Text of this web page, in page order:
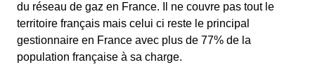
du réseau de gaz en France. Il ne couvre pas tout le
territoire français mais celui ci reste le principal
gestionnaire en France avec plus de 77% de la
population française à sa charge.